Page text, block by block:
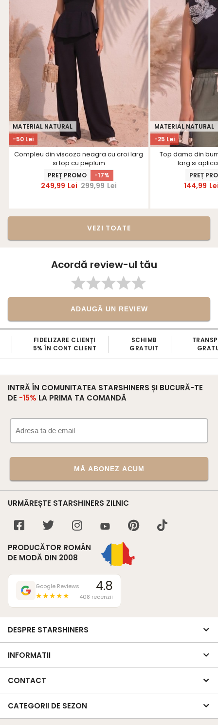
-50 Lei
MATERIAL NATURAL
Compleu din viscoza neagra cu croi larg
si top cu peplum
PREȚ PROMO -17%
249,99 Lei 299,99 Lei
-25 Lei
MATERIAL NATURAL
Top dama din
larg si
PREȚ
144,99
VEZI TOATE
Acordă review-ul tău
ADAUGĂ UN REVIEW
FIDELIZARE CLIENȚI
5% ÎN CONT CLIENT
SCHIMB
GRATUIT
INTRĂ ÎN COMUNITATEA STARSHINERS ȘI BUCURĂ-TE
DE -15% LA PRIMA TA COMANDĂ
MĂ ABONEZ ACUM
URMĂREȘTE STARSHINERS ZILNIC
PRODUCĂTOR ROMÂN
DE MODĂ DIN 2008
Google Reviews
★★★★★
4.8
408 recenzii
DESPRE STARSHINERS
INFORMATII
CONTACT
CATEGORII DE SEZON